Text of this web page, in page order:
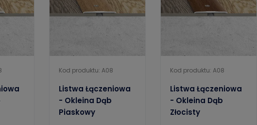
Kod produktu: A08
Listwa Łączeniowa
- Okleina Dąb
Piaskowy
Kod produktu: A08
Listwa Łączeniowa
- Okleina Dąb
Złocisty